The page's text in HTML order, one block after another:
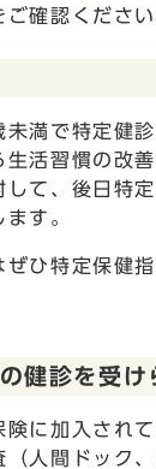
ご確認ください
未満で特定健
生活習慣の改
て、後日特
す。
ぜひ特定保健
健診を受け
険に加入され
（人間ドック